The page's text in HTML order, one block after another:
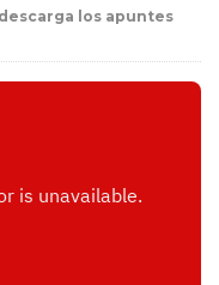
los apuntes